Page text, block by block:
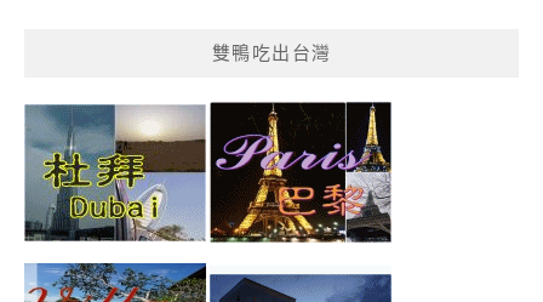
雙鴨吃出台灣